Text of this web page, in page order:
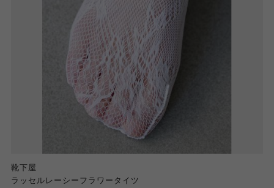
靴下屋
ラッセルレーシーフラワータイツ